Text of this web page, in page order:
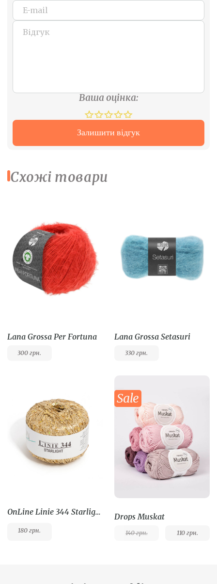
Ваша оцінка:
Залишити відгук
Схожі товари
Lana Grossa Per Fortuna
300 грн.
Lana Grossa Setasuri
330 грн.
OnLine Linie 344 Starlight
180 грн.
Sale
Drops Muskat
140грн. 110 грн.